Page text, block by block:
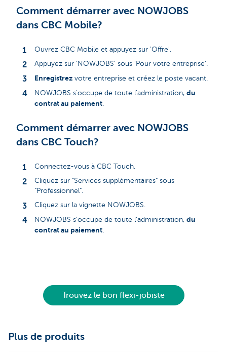
Comment démarrer avec NOWJOBS
dans CBC Mobile?
Ouvrez CBC Mobile et appuyez sur 'Offre'.
Appuyez sur 'NOWJOBS' sous 'Pour votre entreprise'.
Enregistrez votre entreprise et créez le poste vacant.
NOWJOBS s'occupe de toute l'administration, du
contrat au paiement
Comment démarrer avec NOWJOBS
dans CBC Touch?
Connectez-vous à CBC Touch.
Cliquez sur "Services supplémentaires" sous
"Professionnel".
Cliquez sur la vignette NOWJOBS.
NOWJOBS s'occupe de toute l'administration, du
contrat au paiement
Trouvez le bon flexi-jobiste
Plus de produits